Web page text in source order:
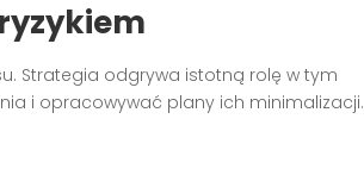
Strategia odgrywa istotną rolę w tym
i opracowywać plany ich minimalizacji.